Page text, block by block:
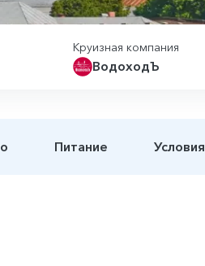
Круизная компания
ВодоходЪ
Питание Условия